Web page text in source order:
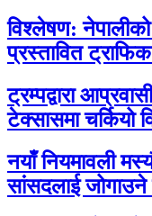
विश्लेषण:
प्रस्तावित
ट्रम्पद्वारा
टेक्सासमा चर्कियो
नयाँ नियमावली
सांसदलाई